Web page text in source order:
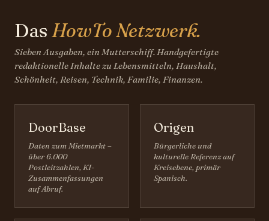
DasHowTo Netzwerk.
Sieben Ausgaben, ein Mutterschiff. Handgefertigte
redaktionelle Inhalte zu Lebensmitteln, Haushalt,
Schönheit, Reisen, Technik, Familie, Finanzen.
DoorBase
Daten zum Mietmarkt –
über 6.000
Postleitzahlen, KI-
Zusammenfassungen
auf Abruf.
Origen
Bürgerliche und
kulturelle Referenz auf
Kreisebene, primär
Spanisch.